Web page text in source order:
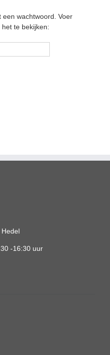
wachtwoord. Voer
te bekijken:
-16:30 uur